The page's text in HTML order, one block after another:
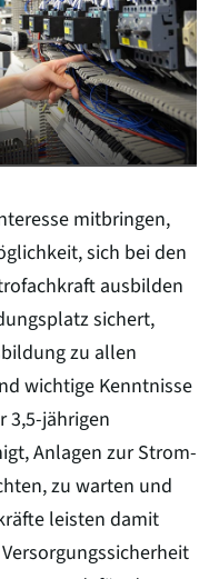
mitbringen,
sich bei den
ausbilden
sichert,
zu allen
wichtige Kenntnisse
3,5-jährigen
Anlagen zur Strom-
zu warten und
leisten damit
ausschalten